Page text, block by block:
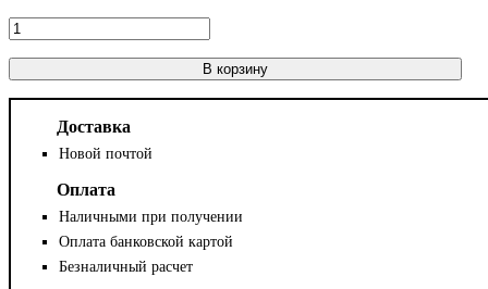
В корзину
Доставка
Новой почтой
Оплата
Наличными при получении
Оплата банковской картой
Безналичный расчет